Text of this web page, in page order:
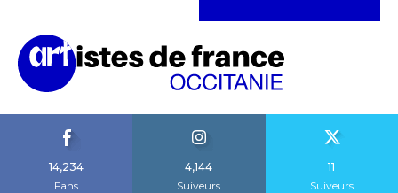
14,234
Fans
4,144
Suiveurs
11
Suiveurs